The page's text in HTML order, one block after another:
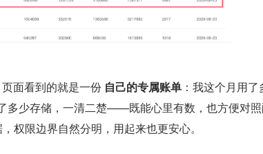
面看到的就是一份 自己的专属账单 ：我这个月用了
多少存储，一清二楚——既能心里有数，也方便对
权限边界自然分明，用起来也更安心。